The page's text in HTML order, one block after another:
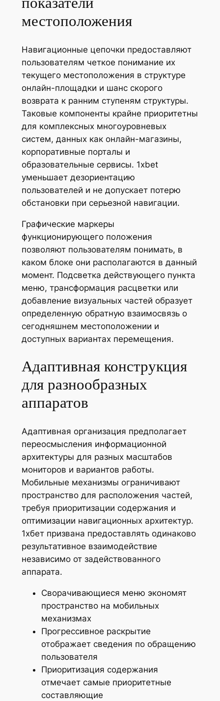
местоположения
Навигационные цепочки предоставляют
пользователям четкое понимание их
текущего местоположения в структуре
онлайн-площадки и шанс скорого
возврата к ранним ступеням структуры.
Таковые компоненты крайне приоритетны
для комплексных многоуровневых
систем, данных как онлайн-магазины,
корпоративные порталы и
образовательные сервисы. 1xbet
уменьшает дезориентацию
пользователей и не допускает потерю
обстановки при серьезной навигации.
Графические маркеры
функционирующего положения
позволяют пользователям понимать, в
каком блоке они располагаются в данный
момент. Подсветка действующего пункта
меню, трансформация расцветки или
добавление визуальных частей образует
определенную обратную взаимосвязь о
сегодняшнем местоположении и
доступных вариантах перемещения.
Адаптивная конструкция
для разнообразных
аппаратов
Адаптивная организация предполагает
переосмысления информационной
архитектуры для разных масштабов
мониторов и вариантов работы.
Мобильные механизмы ограничивают
пространство для расположения частей,
требуя приоритизации содержания и
оптимизации навигационных архитектур.
1хбет призвана предоставлять одинаково
результативное взаимодействие
независимо от задействованного
аппарата.
Сворачивающиеся меню экономят
пространство на мобильных
механизмах
Прогрессивное раскрытие
отображает сведения по обращению
пользователя
Приоритизация содержания
отмечает самые приоритетные
составляющие